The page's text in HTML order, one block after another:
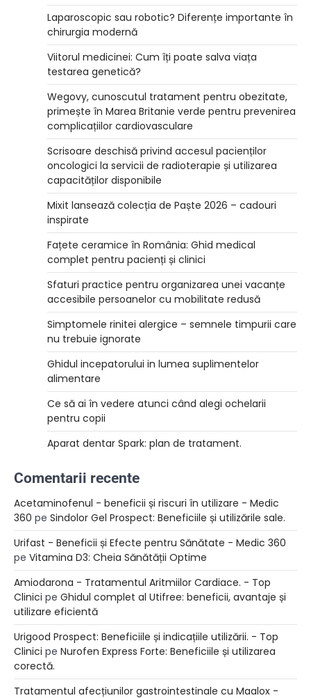
Laparoscopic sau robotic? Diferențe importante în
chirurgia modernă
Viitorul medicinei: Cum îți poate salva viața
testarea genetică?
Wegovy, cunoscutul tratament pentru obezitate,
primește în Marea Britanie verde pentru prevenirea
complicațiilor cardiovasculare
Scrisoare deschisă privind accesul pacienților
oncologici la servicii de radioterapie și utilizarea
capacităților disponibile
Mixit lansează colecția de Paște 2026 – cadouri
inspirate
Fațete ceramice în România: Ghid medical
complet pentru pacienți și clinici
Sfaturi practice pentru organizarea unei vacanțe
accesibile persoanelor cu mobilitate redusă
Simptomele rinitei alergice – semnele timpurii care
nu trebuie ignorate
Ghidul incepatorului in lumea suplimentelor
alimentare
Ce să ai în vedere atunci când alegi ochelarii
pentru copii
Aparat dentar Spark: plan de tratament.
Comentarii recente
Acetaminofenul - beneficii și riscuri în utilizare - Medic
360 pe Sindolor Gel Prospect: Beneficiile și utilizările sale.
Urifast - Beneficii și Efecte pentru Sănătate - Medic 360
pe Vitamina D3: Cheia Sănătății Optime
Amiodarona - Tratamentul Aritmiilor Cardiace. - Top
Clinici pe Ghidul complet al Utifree: beneficii, avantaje și
utilizare eficientă
Urigood Prospect: Beneficiile și indicațiile utilizării. - Top
Clinici pe Nurofen Express Forte: Beneficiile și utilizarea
corectă.
Tratamentul afecțiunilor gastrointestinale cu Maalox -